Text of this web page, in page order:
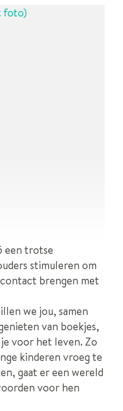
een trotse
stimuleren om
brengen met
we jou, samen
van boekjes,
voor het leven. Zo
kinderen vroeg te
gaat er een wereld
voor hen